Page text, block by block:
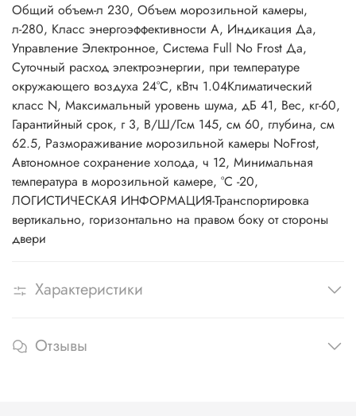
Общий объем-л 230, Объем морозильной камеры,
л-280, Класс энергоэффективности A, Индикация Да,
Управление Электронное, Система Full No Frost Да,
Суточный расход электроэнергии, при температуре
окружающего воздуха 24°C, кВтч 1.04Климатический
класс N, Максимальный уровень шума, дБ 41, Вес, кг-60,
Гарантийный срок, г 3, В/Ш/Гсм 145, см 60, глубина, см
62.5, Размораживание морозильной камеры NoFrost,
Автономное сохранение холода, ч 12, Минимальная
температура в морозильной камере, °C -20,
ЛОГИСТИЧЕСКАЯ ИНФОРМАЦИЯ-Транспортировка
вертикально, горизонтально на правом боку от стороны
двери
Характеристики
Отзывы